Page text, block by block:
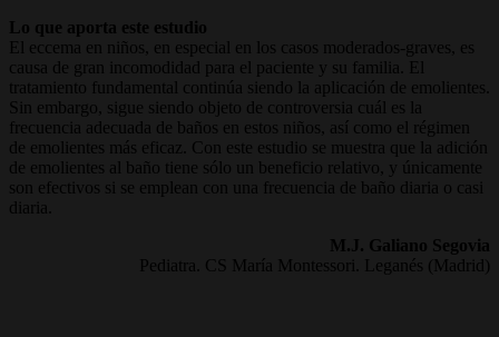
Lo que aporta este estudio
El eccema en niños, en especial en los casos moderados-graves, es
causa de gran incomodidad para el paciente y su familia. El
tratamiento fundamental continúa siendo la aplicación de emolientes.
Sin embargo, sigue siendo objeto de controversia cuál es la
frecuencia adecuada de baños en estos niños, así como el régimen
de emolientes más eficaz. Con este estudio se muestra que la adición
de emolientes al baño tiene sólo un beneficio relativo, y únicamente
son efectivos si se emplean con una frecuencia de baño diaria o casi
diaria.
M.J. Galiano Segovia
Pediatra. CS María Montessori. Leganés (Madrid)